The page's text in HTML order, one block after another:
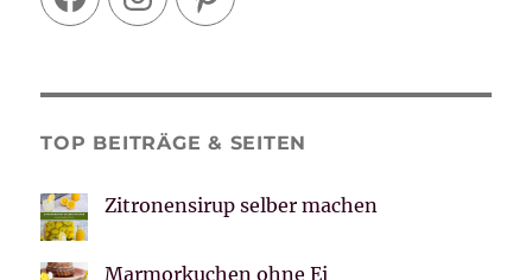
TOP BEITRÄGE & SEITEN
Zitronensirup selber machen
Marmorkuchen ohne Ei